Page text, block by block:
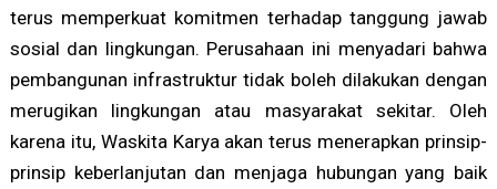
terus memperkuat komitmen terhadap tanggung jawab
sosial dan lingkungan. Perusahaan ini menyadari bahwa
pembangunan infrastruktur tidak boleh dilakukan dengan
merugikan lingkungan atau masyarakat sekitar. Oleh
karena itu, Waskita Karya akan terus menerapkan prinsip-
prinsip keberlanjutan dan menjaga hubungan yang baik